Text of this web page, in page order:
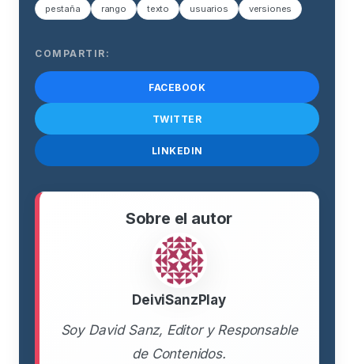
pestaña rango texto usuarios versiones
COMPARTIR:
FACEBOOK
TWITTER
LINKEDIN
Sobre el autor
DeiviSanzPlay
Soy David Sanz, Editor y Responsable
de Contenidos.